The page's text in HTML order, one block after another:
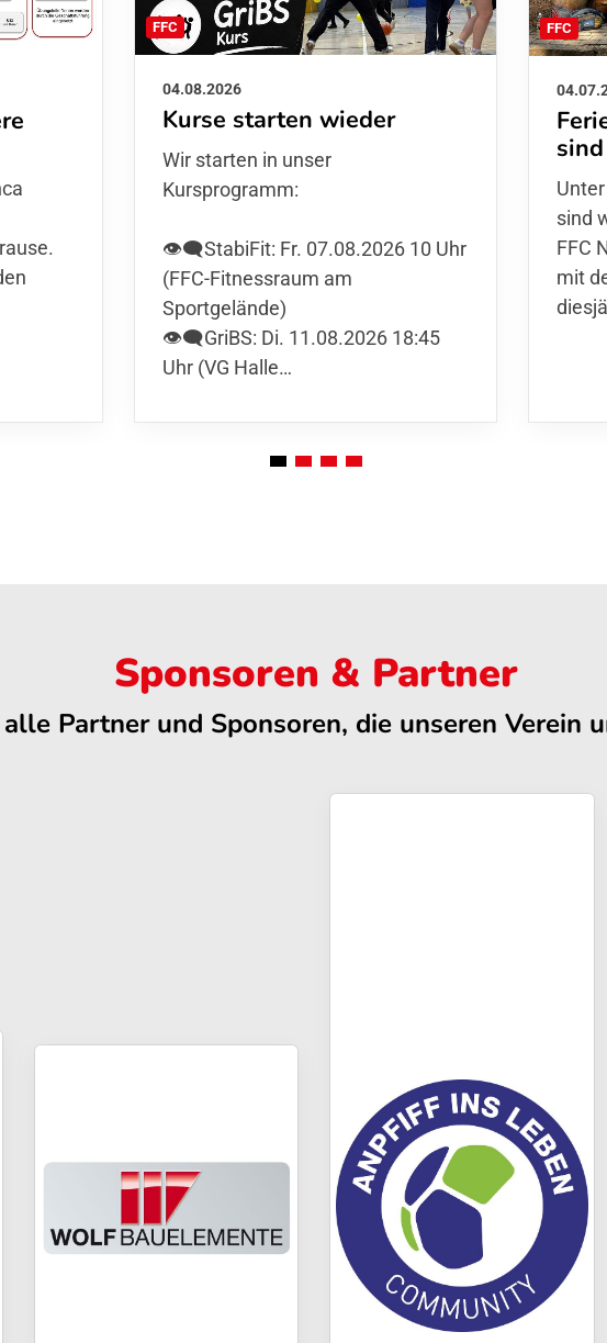
FFC
04.08.2026
Kurse starten wieder
Wir starten in unser
Kursprogramm:
👁️‍🗨️StabiFit: Fr. 07.08.2026 10 Uhr
(FFC-Fitnessraum am
Sportgelände)
👁️‍🗨️GriBS: Di. 11.08.2026 18:45
Uhr (VG Halle…
FFC
wir
der
Sponsoren & Partner
Partner und Sponsoren, die unseren Verein